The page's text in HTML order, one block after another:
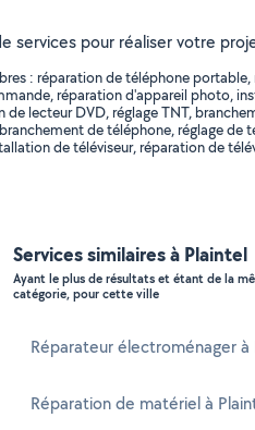
services pour réaliser votre
: réparation de téléphone
réparation d'appareil photo,
lecteur DVD, réglage TNT,
de téléphone, réglage
de téléviseur, réparation de
Services similaires à Plaintel
Ayant le plus de résultats et étant de la
catégorie, pour cette ville
Réparateur électroménager à
Réparation de matériel à